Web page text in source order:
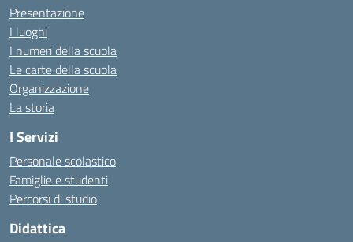
Presentazione
I luoghi
I numeri della scuola
Le carte della scuola
Organizzazione
La storia
I Servizi
Personale scolastico
Famiglie e studenti
Percorsi di studio
Didattica